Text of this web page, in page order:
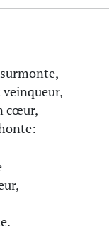
veinqueur,
cœur,